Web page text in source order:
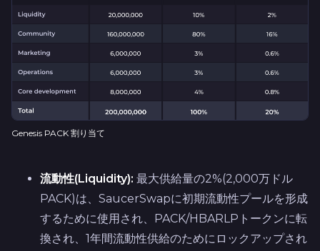
Genesis PACK 割り当て
流動性(Liquidity): 最大供給量の2%(2,000万ドル
PACK)は、SaucerSwapに初期流動性プールを形成
するために使用され、PACK/HBARLPトークンに転
換され、1年間流動性供給のためにロックアップされ